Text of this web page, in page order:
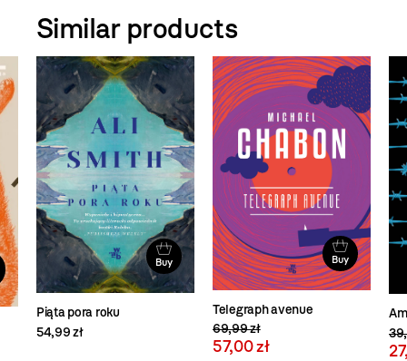
Similar products
Buy
Piąta pora roku
54,99 zł
Buy
Telegraph avenue
69,99 zł
57,00 zł